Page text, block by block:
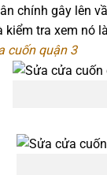
chính gây lên
kiểm tra xem nó
cuốn quận 3